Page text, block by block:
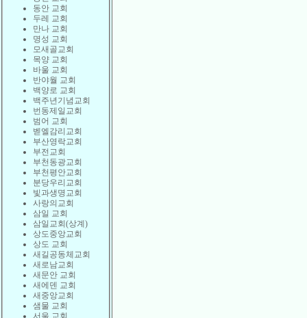
동안 교회
두레 교회
만나 교회
명성 교회
모새골교회
목양 교회
바울 교회
반야월 교회
백양로 교회
백주년기념교회
번동제일교회
범어 교회
벧엘감리교회
부산영락교회
부전교회
부천동광교회
부천평안교회
분당우리교회
빛과생명교회
사랑의교회
삼일 교회
삼일교회(상계)
상도중앙교회
상도 교회
새길공동체교회
새로남교회
새문안 교회
새에덴 교회
새중앙교회
샘물 교회
서울 교회